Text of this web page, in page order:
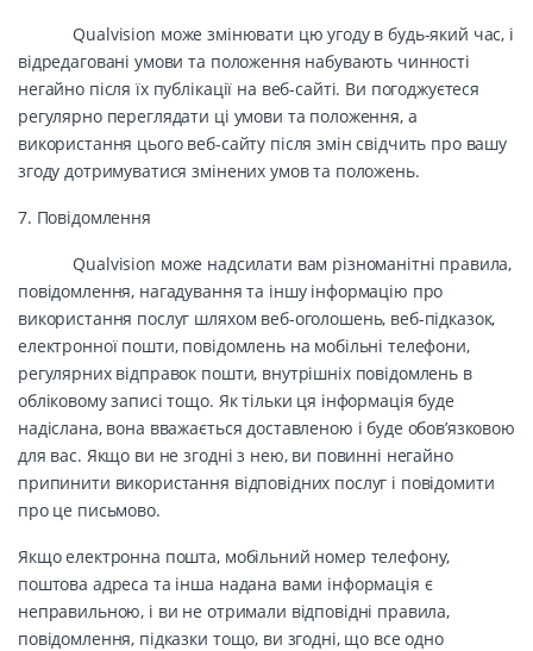
Qualvision може змінювати цю угоду в будь-який час, і
відредаговані умови та положення набувають чинності
негайно після їх публікації на веб-сайті. Ви погоджуєтеся
регулярно переглядати ці умови та положення, а
використання цього веб-сайту після змін свідчить про вашу
згоду дотримуватися змінених умов та положень.
7. Повідомлення
Qualvision може надсилати вам різноманітні правила,
повідомлення, нагадування та іншу інформацію про
використання послуг шляхом веб-оголошень, веб-підказок,
електронної пошти, повідомлень на мобільні телефони,
регулярних відправок пошти, внутрішніх повідомлень в
обліковому записі тощо. Як тільки ця інформація буде
надіслана, вона вважається доставленою і буде обов’язковою
для вас. Якщо ви не згодні з нею, ви повинні негайно
припинити використання відповідних послуг і повідомити
про це письмово.
Якщо електронна пошта, мобільний номер телефону,
поштова адреса та інша надана вами інформація є
неправильною, і ви не отримали відповідні правила,
повідомлення, підказки тощо, ви згодні, що все одно